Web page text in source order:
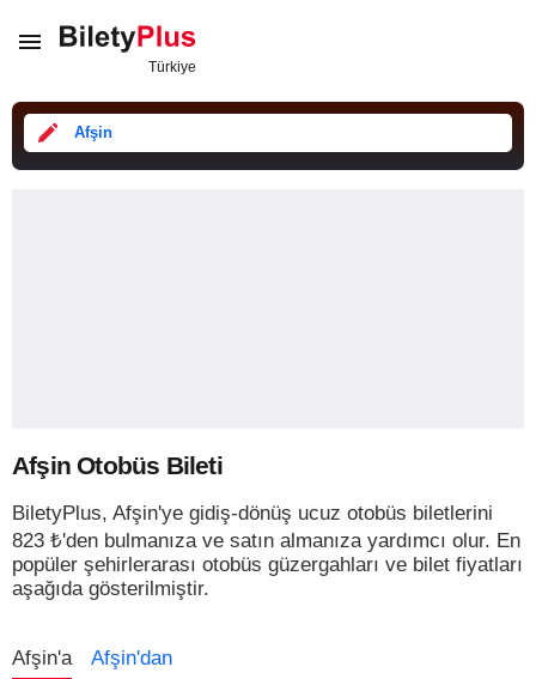
Afşin
Afşin Otobüs Bileti
BiletyPlus, Afşin'ye gidiş-dönüş ucuz otobüs biletlerini
823 ₺'den bulmanıza ve satın almanıza yardımcı olur. En
popüler şehirlerarası otobüs güzergahları ve bilet fiyatları
aşağıda gösterilmiştir.
Afşin'a Afşin'dan